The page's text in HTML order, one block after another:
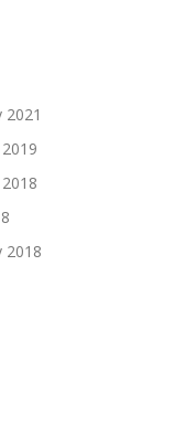
2021
2018